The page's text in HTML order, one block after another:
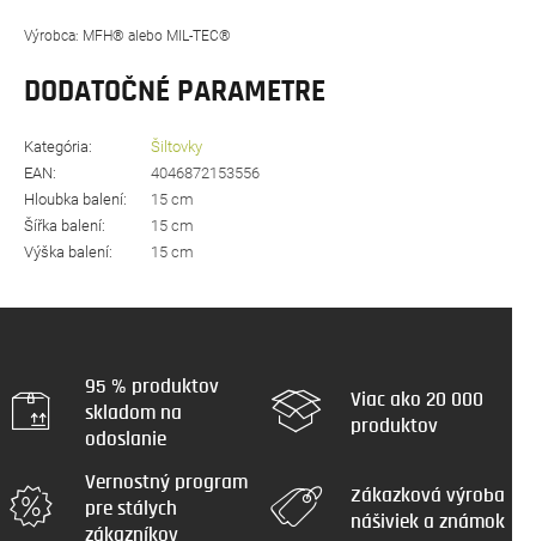
Výrobca: MFH® alebo MIL-TEC®
DODATOČNÉ PARAMETRE
Kategória:
Šiltovky
EAN:
4046872153556
Hloubka balení:
15 cm
Šířka balení:
15 cm
Výška balení: 15 cm
95 % produktov
skladom na
odoslanie
Viac ako 20 000
produktov
Vernostný program
pre stálych
zákazníkov
Zákazková výroba
nášiviek a známok